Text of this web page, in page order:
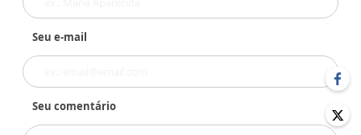
Seu e-mail
Seu comentário